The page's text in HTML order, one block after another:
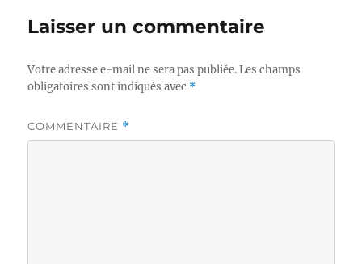
Laisser un commentaire
Votre adresse e-mail ne sera pas publiée. Les champs
obligatoires sont indiqués avec *
COMMENTAIRE *